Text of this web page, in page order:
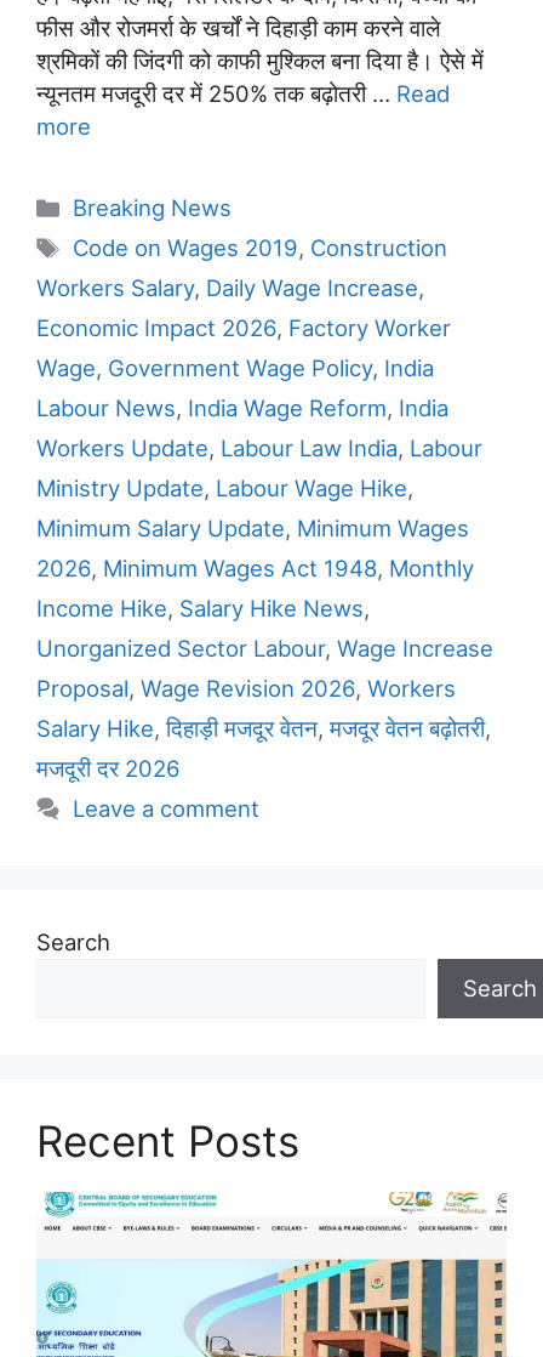
फीस और रोजमर्रा के खर्चों ने दिहाड़ी काम करने वाले
श्रमिकों की जिंदगी को काफी मुश्किल बना दिया है। ऐसे में
न्यूनतम मजदूरी दर में 250% तक बढ़ोतरी … Read
more
Categories
Breaking News
Tags
Code on Wages 2019, Construction
Workers Salary, Daily Wage Increase,
Economic Impact 2026, Factory Worker
Wage, Government Wage Policy, India
Labour News, India Wage Reform, India
Workers Update, Labour Law India, Labour
Ministry Update, Labour Wage Hike,
Minimum Salary Update, Minimum Wages
2026, Minimum Wages Act 1948, Monthly
Income Hike, Salary Hike News,
Unorganized Sector Labour, Wage Increase
Proposal, Wage Revision 2026, Workers
Salary Hike,दिहाड़ी मजदूर वेतन,मजदूर वेतन बढ़ोतरी,
मजदूरी दर 2026
Leave a comment
Search
Search
Recent Posts